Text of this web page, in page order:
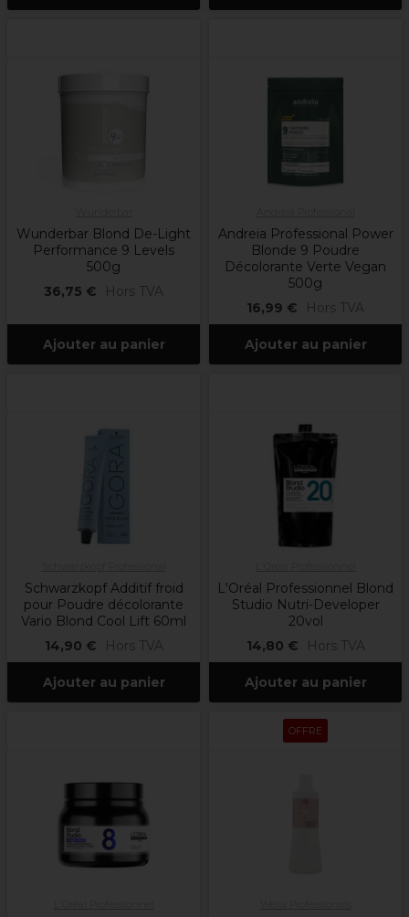
Wunderbar Blond De-Light
Performance 9 Levels
500g
36,75 €
Hors TVA
Ajouter au panier
Andreia Professional Power
Blonde 9 Poudre
Décolorante Verte Vegan
500g
16,99 €
Hors TVA
Ajouter au panier
Schwarzkopf Additif froid
pour Poudre décolorante
Vario Blond Cool Lift 60ml
14,90 €
Hors TVA
Ajouter au panier
L'Oréal Professionnel Blond
Studio Nutri-Developer
20vol
14,80 €
Hors TVA
Ajouter au panier
OFFRE